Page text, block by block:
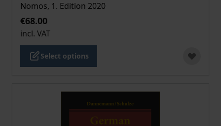
Nomos, 1. Edition 2020
€68.00
incl. VAT
Select options